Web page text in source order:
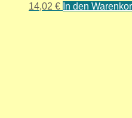
14,02 € In den